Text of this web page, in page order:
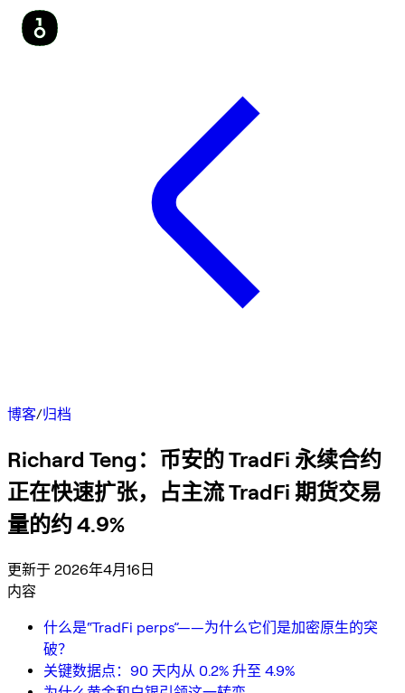
博客/归档
Richard Teng：币安的 TradFi 永续合约
正在快速扩张，占主流 TradFi 期货交易
量的约 4.9%
更新于 2026年4月16日
内容
什么是“TradFi perps”——为什么它们是加密原生的突
破？
关键数据点：90 天内从 0.2% 升至 4.9%